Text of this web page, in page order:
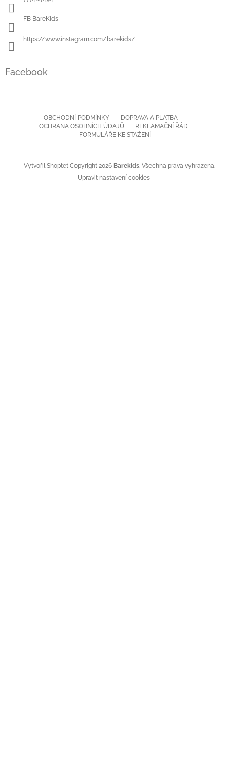
FB BareKids
https://www.instagram.com/barekids/
Facebook
OBCHODNÍ PODMÍNKY
DOPRAVA A PLATBA
OCHRANA OSOBNÍCH ÚDAJŮ
REKLAMAČNÍ ŘÁD
FORMULÁŘE KE STAŽENÍ
Vytvořil Shoptet Copyright 2026 Barekids. Všechna práva vyhrazena.
Upravit nastavení cookies